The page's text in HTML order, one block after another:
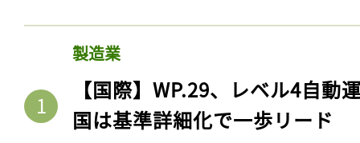
製造業
【国際】WP.29、レベル4自動
国は基準詳細化で一歩リード